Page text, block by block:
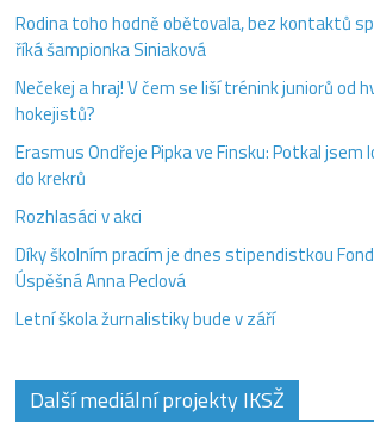
Rodina toho hodně obětovala, bez kontaktů
říká šampionka Siniaková
Nečekej a hraj! V čem se liší trénink juniorů od
hokejistů?
Erasmus Ondřeje Pipka ve Finsku: Potkal jsem
do krekrů
Rozhlasáci v akci
Díky školním pracím je dnes stipendistkou
Úspěšná Anna Peclová
Letní škola žurnalistiky bude v září
Další mediální projekty IKSŽ